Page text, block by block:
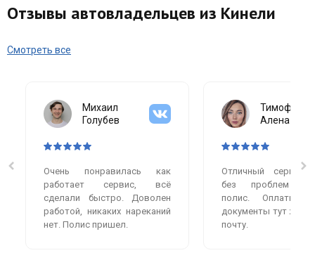
Отзывы автовладельцев из Кинели
Смотреть все
Михаил
Голубев
Очень понравилась как
работает сервис, всё
сделали быстро. Доволен
работой, никаких нареканий
нет. Полис пришел.
Тимофеева
Алена
Отличный сервис.
без проблем
полис.
документы тут же
почту.